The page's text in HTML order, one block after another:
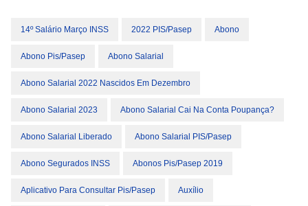
14º Salário Março INSS 2022 PIS/Pasep Abono
Abono Pis/pasep Abono Salarial
Abono Salarial 2022 Nascidos Em Dezembro
Abono Salarial 2023 Abono Salarial Cai Na Conta Poupança?
Abono Salarial Liberado Abono Salarial PIS/Pasep
Abono Segurados INSS Abonos Pis/pasep 2019
Aplicativo Para Consultar Pis/pasep Auxílio